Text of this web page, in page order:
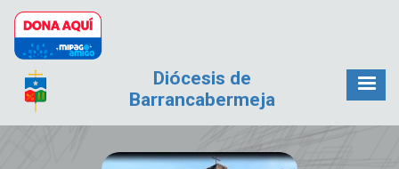
Pasar al contenido principal
Diócesis de
Barrancabermeja